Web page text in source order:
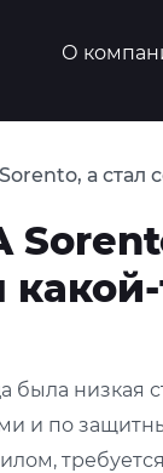
О
а стал
была низкая
и по